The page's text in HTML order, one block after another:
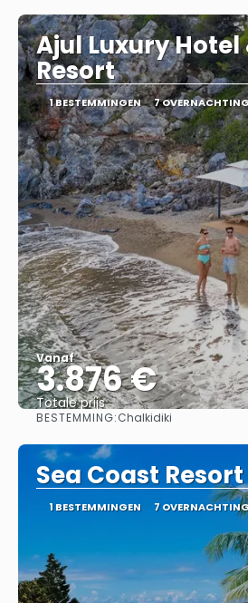
Ajul Luxury Hotel
Resort
1 BESTEMMINGEN 7
Vanaf
3.876 €
Totale prijs
BESTEMMING:Chalkidiki
Sea Coast
1 BESTEMMINGEN 7